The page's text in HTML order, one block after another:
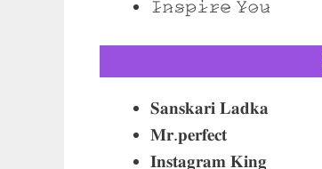
𝙸̷𝚗̷𝚜̷𝚙̷𝚒̷𝚛̷𝚎̷ 𝚈̷𝚘̷𝚞̷
𝐒𝐚𝐧𝐬𝐤𝐚𝐫𝐢 𝐋𝐚𝐝𝐤𝐚
𝐌𝐫.𝐩𝐞𝐫𝐟𝐞𝐜𝐭
𝐈𝐧𝐬𝐭𝐚𝐠𝐫𝐚𝐦 𝐊𝐢𝐧𝐠